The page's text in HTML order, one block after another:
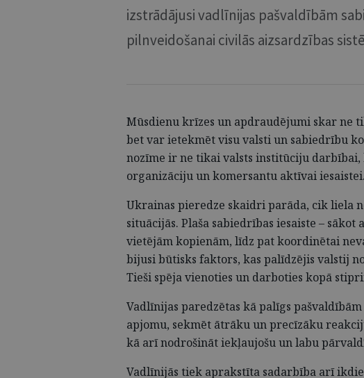
izstrādājusi vadlīnijas pašvaldībām
pilnveidošanai civilās aizsardzības
Mūsdienu krīzes un apdraudējumi skar ne
bet var ietekmēt visu valsti un sabiedrību
nozīme ir ne tikai valsts institūciju
organizāciju un komersantu aktīvai iesaistei.
Ukrainas pieredze skaidri parāda, cik liela
situācijās. Plaša sabiedrības iesaiste –
vietējām kopienām, līdz pat koordinētai
bijusi būtisks faktors, kas palīdzējis valstij
Tieši spēja vienoties un darboties kopā
Vadlīnijas paredzētas kā palīgs
apjomu, sekmēt ātrāku un precīzāku
kā arī nodrošināt iekļaujošu un labu
Vadlīnijās tiek aprakstīta sadarbība arī